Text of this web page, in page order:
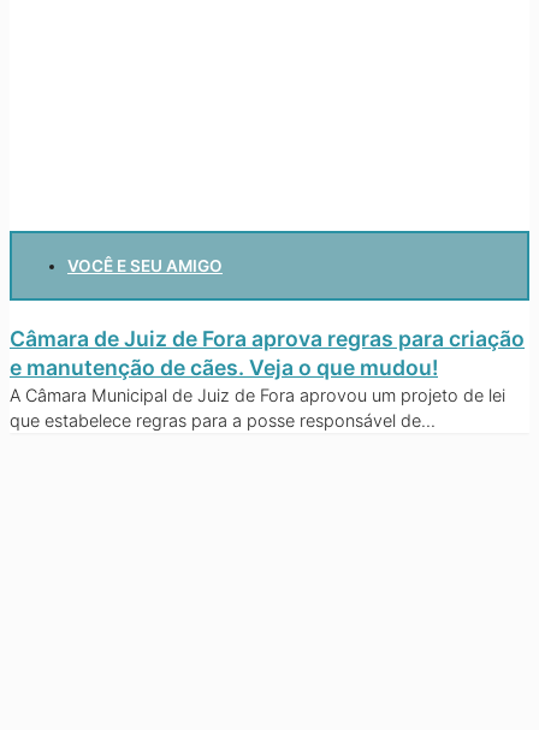
VOCÊ E SEU AMIGO
Câmara de Juiz de Fora aprova regras para criação
e manutenção de cães. Veja o que mudou!
A Câmara Municipal de Juiz de Fora aprovou um projeto de lei
que estabelece regras para a posse responsável de...